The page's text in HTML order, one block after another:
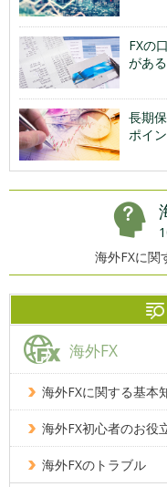
海外FX
海外FXに関する基本
海外FX初心者のお役
海外FXのトラブル
海外FXに関
FXの
がある
長期
ポイ